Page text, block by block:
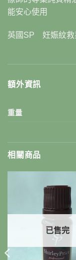
能安心使用
英國SP 妊娠紋救
額外資訊
重量
相關商品
已售完